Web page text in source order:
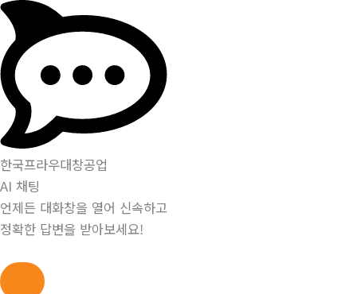
한국프라우대창공업
AI 채팅
언제든 대화창을 열어 신속하고
정확한 답변을 받아보세요!